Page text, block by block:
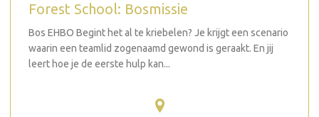
Forest School: Bosmissie
Bos EHBO Begint het al te kriebelen? Je krijgt een scenario
waarin een teamlid zogenaamd gewond is geraakt. En jij
leert hoe je de eerste hulp kan...